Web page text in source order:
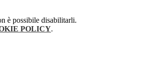
è possibile disabilitarli.
POLICY.